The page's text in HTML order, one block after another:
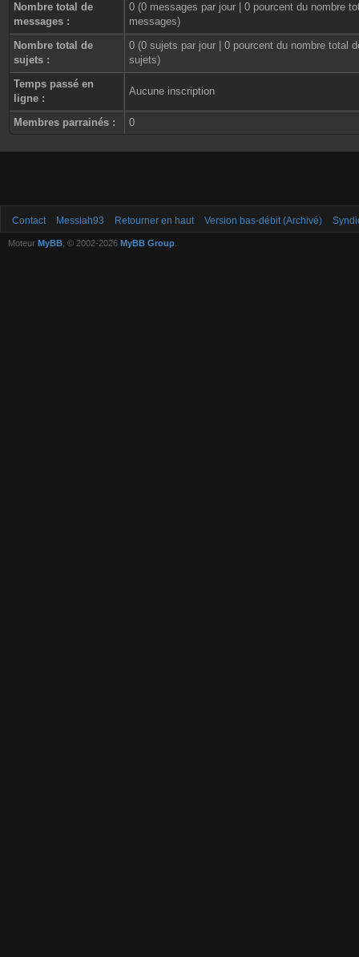
Nombre total de
messages :
0 (0 messages par jour | 0 pourcent du nombre
messages)
Nombre total de
sujets :
0 (0 sujets par jour | 0 pourcent du nombre total
sujets)
Temps passé en
ligne :
Aucune inscription
Membres parrainés : 0
Contact Messiah93 Retourner en haut Version bas-débit (Archivé)
Moteur MyBB , © 2002-2026 MyBB Group